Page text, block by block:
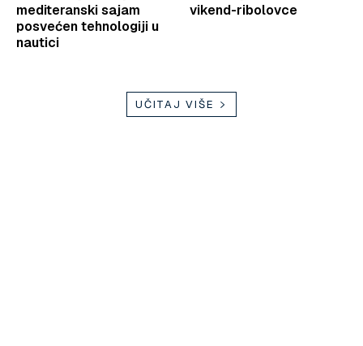
mediteranski sajam
posvećen tehnologiji u
nautici
vikend-ribolovce
UČITAJ VIŠE